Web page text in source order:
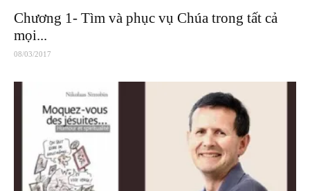
Chương 1- Tìm và phục vụ Chúa trong tất cả
mọi...
08/03/2017